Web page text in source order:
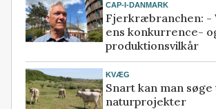
CAP-I-DANMARK
Fjerkræbranchen: -
ens konkurrence-
produktionsvilkår
KVÆG
Snart kan man søge
naturprojekter